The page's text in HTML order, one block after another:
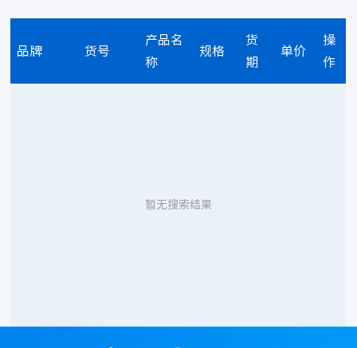
品牌 货号
产品名
称
规格
货
期
单价
操
作
暂无搜索结果